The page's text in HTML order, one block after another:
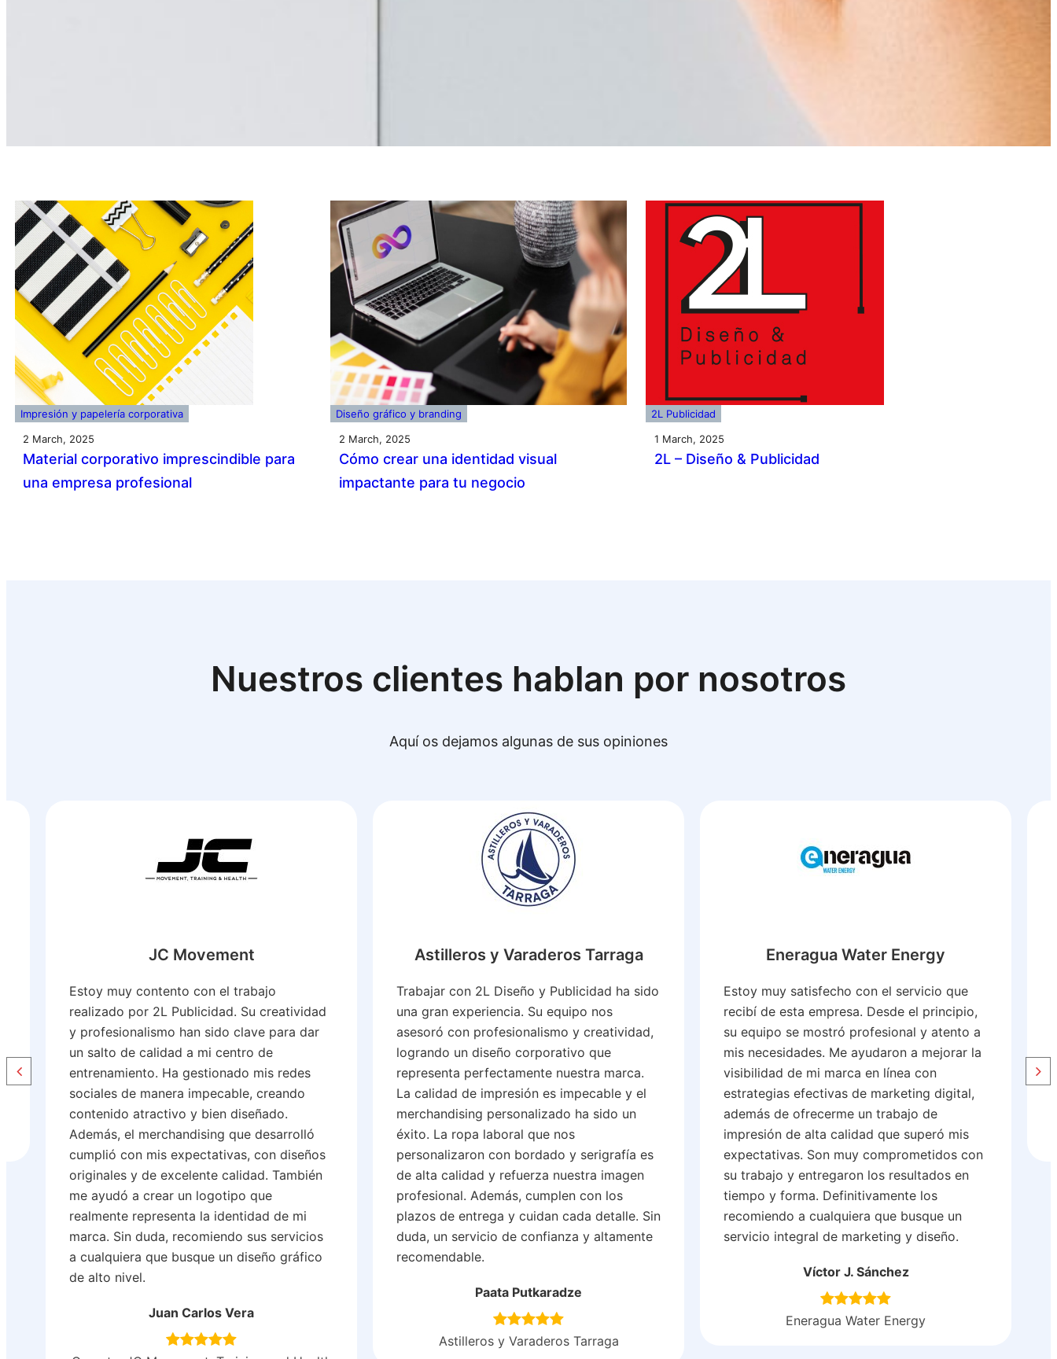
Impresión y papelería corporativa
2 March, 2025
Material corporativo imprescindible para
una empresa profesional
Diseño gráfico y branding
2 March, 2025
Cómo crear una identidad visual
impactante para tu negocio
2L Publicidad
1 March, 2025
2L – Diseño & Publicidad
Nuestros clientes hablan por nosotros
Aquí os dejamos algunas de sus opiniones
JC Movement
Estoy muy contento con el trabajo
realizado por 2L Publicidad. Su creatividad
y profesionalismo han sido clave para dar
un salto de calidad a mi centro de
entrenamiento. Ha gestionado mis redes
sociales de manera impecable, creando
contenido atractivo y bien diseñado.
Además, el merchandising que desarrolló
cumplió con mis expectativas, con diseños
originales y de excelente calidad. También
me ayudó a crear un logotipo que
realmente representa la identidad de mi
marca. Sin duda, recomiendo sus servicios
a cualquiera que busque un diseño gráfico
de alto nivel.
Juan Carlos Vera
Astilleros y Varaderos Tarraga
Trabajar con 2L Diseño y Publicidad ha sido
una gran experiencia. Su equipo nos
asesoró con profesionalismo y creatividad,
logrando un diseño corporativo que
representa perfectamente nuestra marca.
La calidad de impresión es impecable y el
merchandising personalizado ha sido un
éxito. La ropa laboral que nos
personalizaron con bordado y serigrafía es
de alta calidad y refuerza nuestra imagen
profesional. Además, cumplen con los
plazos de entrega y cuidan cada detalle. Sin
duda, un servicio de confianza y altamente
recomendable.
Paata Putkaradze
Astilleros y Varaderos Tarraga
Eneragua Water Energy
Estoy muy satisfecho con el servicio que
recibí de esta empresa. Desde el principio,
su equipo se mostró profesional y atento a
mis necesidades. Me ayudaron a mejorar la
visibilidad de mi marca en línea con
estrategias efectivas de marketing digital,
además de ofrecerme un trabajo de
impresión de alta calidad que superó mis
expectativas. Son muy comprometidos con
su trabajo y entregaron los resultados en
tiempo y forma. Definitivamente los
recomiendo a cualquiera que busque un
servicio integral de marketing y diseño.
Víctor J. Sánchez
Eneragua Water Energy